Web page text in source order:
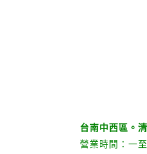
台南中西區。
營業時間：一